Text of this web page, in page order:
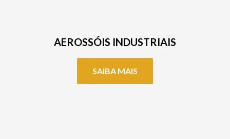
AEROSSÓIS INDUSTRIAIS
SAIBA MAIS